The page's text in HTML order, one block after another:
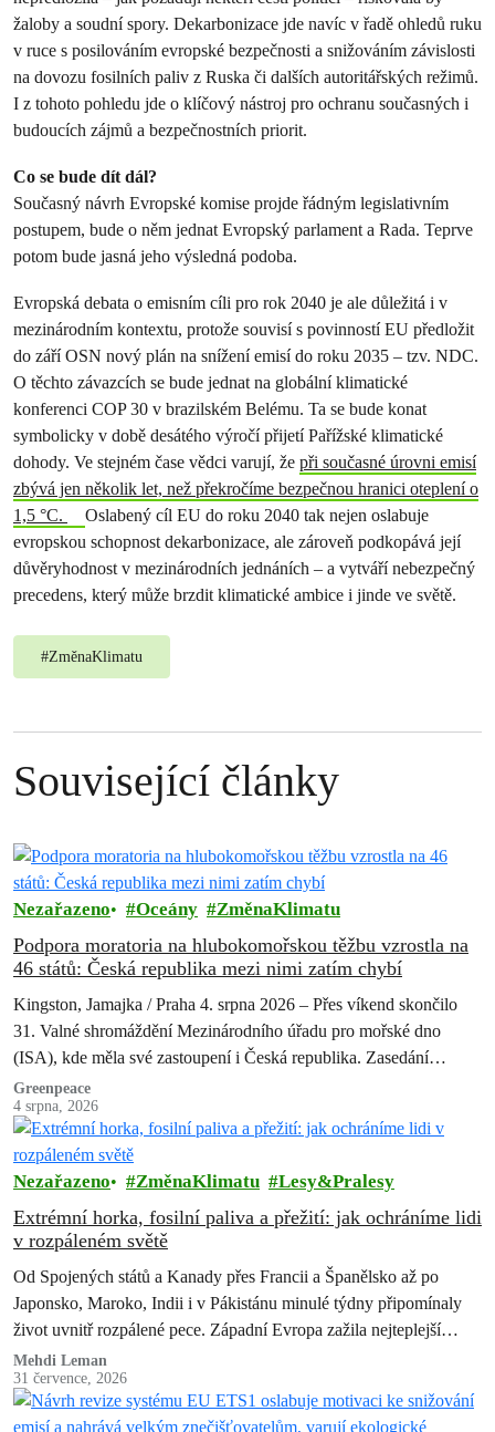
žaloby a soudní spory. Dekarbonizace jde navíc v řadě ohledů ruku
v ruce s posilováním evropské bezpečnosti a snižováním závislosti
na dovozu fosilních paliv z Ruska či dalších autoritářských režimů.
I z tohoto pohledu jde o klíčový nástroj pro ochranu současných i
budoucích zájmů a bezpečnostních priorit.
Co se bude dít dál?
Současný návrh Evropské komise projde řádným legislativním
postupem, bude o něm jednat Evropský parlament a Rada. Teprve
potom bude jasná jeho výsledná podoba.
Evropská debata o emisním cíli pro rok 2040 je ale důležitá i v
mezinárodním kontextu, protože souvisí s povinností EU předložit
do září OSN nový plán na snížení emisí do roku 2035 – tzv. NDC.
O těchto závazcích se bude jednat na globální klimatické
konferenci COP 30 v brazilském Belému. Ta se bude konat
symbolicky v době desátého výročí přijetí Pařížské klimatické
dohody. Ve stejném čase vědci varují, že při současné úrovni emisí
zbývá jen několik let, než překročíme bezpečnou hranici oteplení o
1,5 °C.
Oslabený cíl EU do roku 2040 tak nejen oslabuje
evropskou schopnost dekarbonizace, ale zároveň podkopává její
důvěryhodnost v mezinárodních jednáních – a vytváří nebezpečný
precedens, který může brzdit klimatické ambice i jinde ve světě.
#ZměnaKlimatu
Související články
Nezařazeno Oceány ZměnaKlimatu
Podpora moratoria na hlubokomořskou těžbu vzrostla na
46 států: Česká republika mezi nimi zatím chybí
Kingston, Jamajka / Praha 4. srpna 2026 – Přes víkend skončilo
31. Valné shromáždění Mezinárodního úřadu pro mořské dno
(ISA), kde měla své zastoupení i Česká republika. Zasedání
skončilo zklamáním,…
Greenpeace
4 srpna, 2026
Nezařazeno ZměnaKlimatu Lesy&Pralesy
Extrémní horka, fosilní paliva a přežití: jak ochráníme lidi
v rozpáleném světě
Od Spojených států a Kanady přes Francii a Španělsko až po
Japonsko, Maroko, Indii i v Pákistánu minulé týdny připomínaly
život uvnitř rozpálené pece. Západní Evropa zažila nejteplejší
červen od…
Mehdi Leman
31 července, 2026